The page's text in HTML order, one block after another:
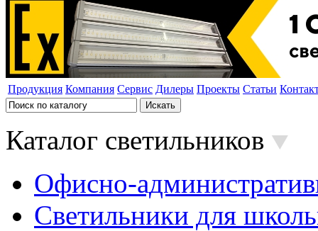
Продукция Компания Сервис Дилеры Проекты Статьи
Каталог светильников
Офисно-
Светильники для